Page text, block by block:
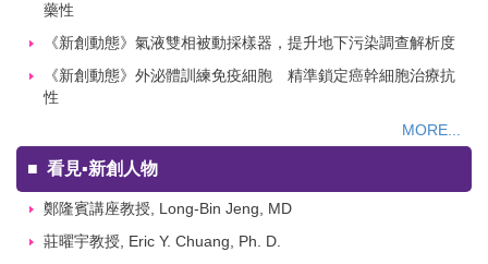
藥性
《新創動態》氣液雙相被動採樣器，提升地下污染調查解析度
《新創動態》外泌體訓練免疫細胞 精準鎖定癌幹細胞治療抗
性
MORE...
■ 看見▪新創人物
鄭隆賓講座教授, Long-Bin Jeng, MD
莊曜宇教授, Eric Y. Chuang, Ph. D.